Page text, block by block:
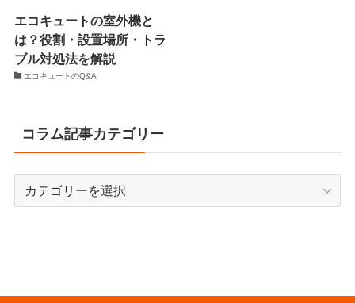
エコキュートの室外機と
は？役割・設置場所・トラ
ブル対処法を解説
エコキュートのQ&A
コラム記事カテゴリー